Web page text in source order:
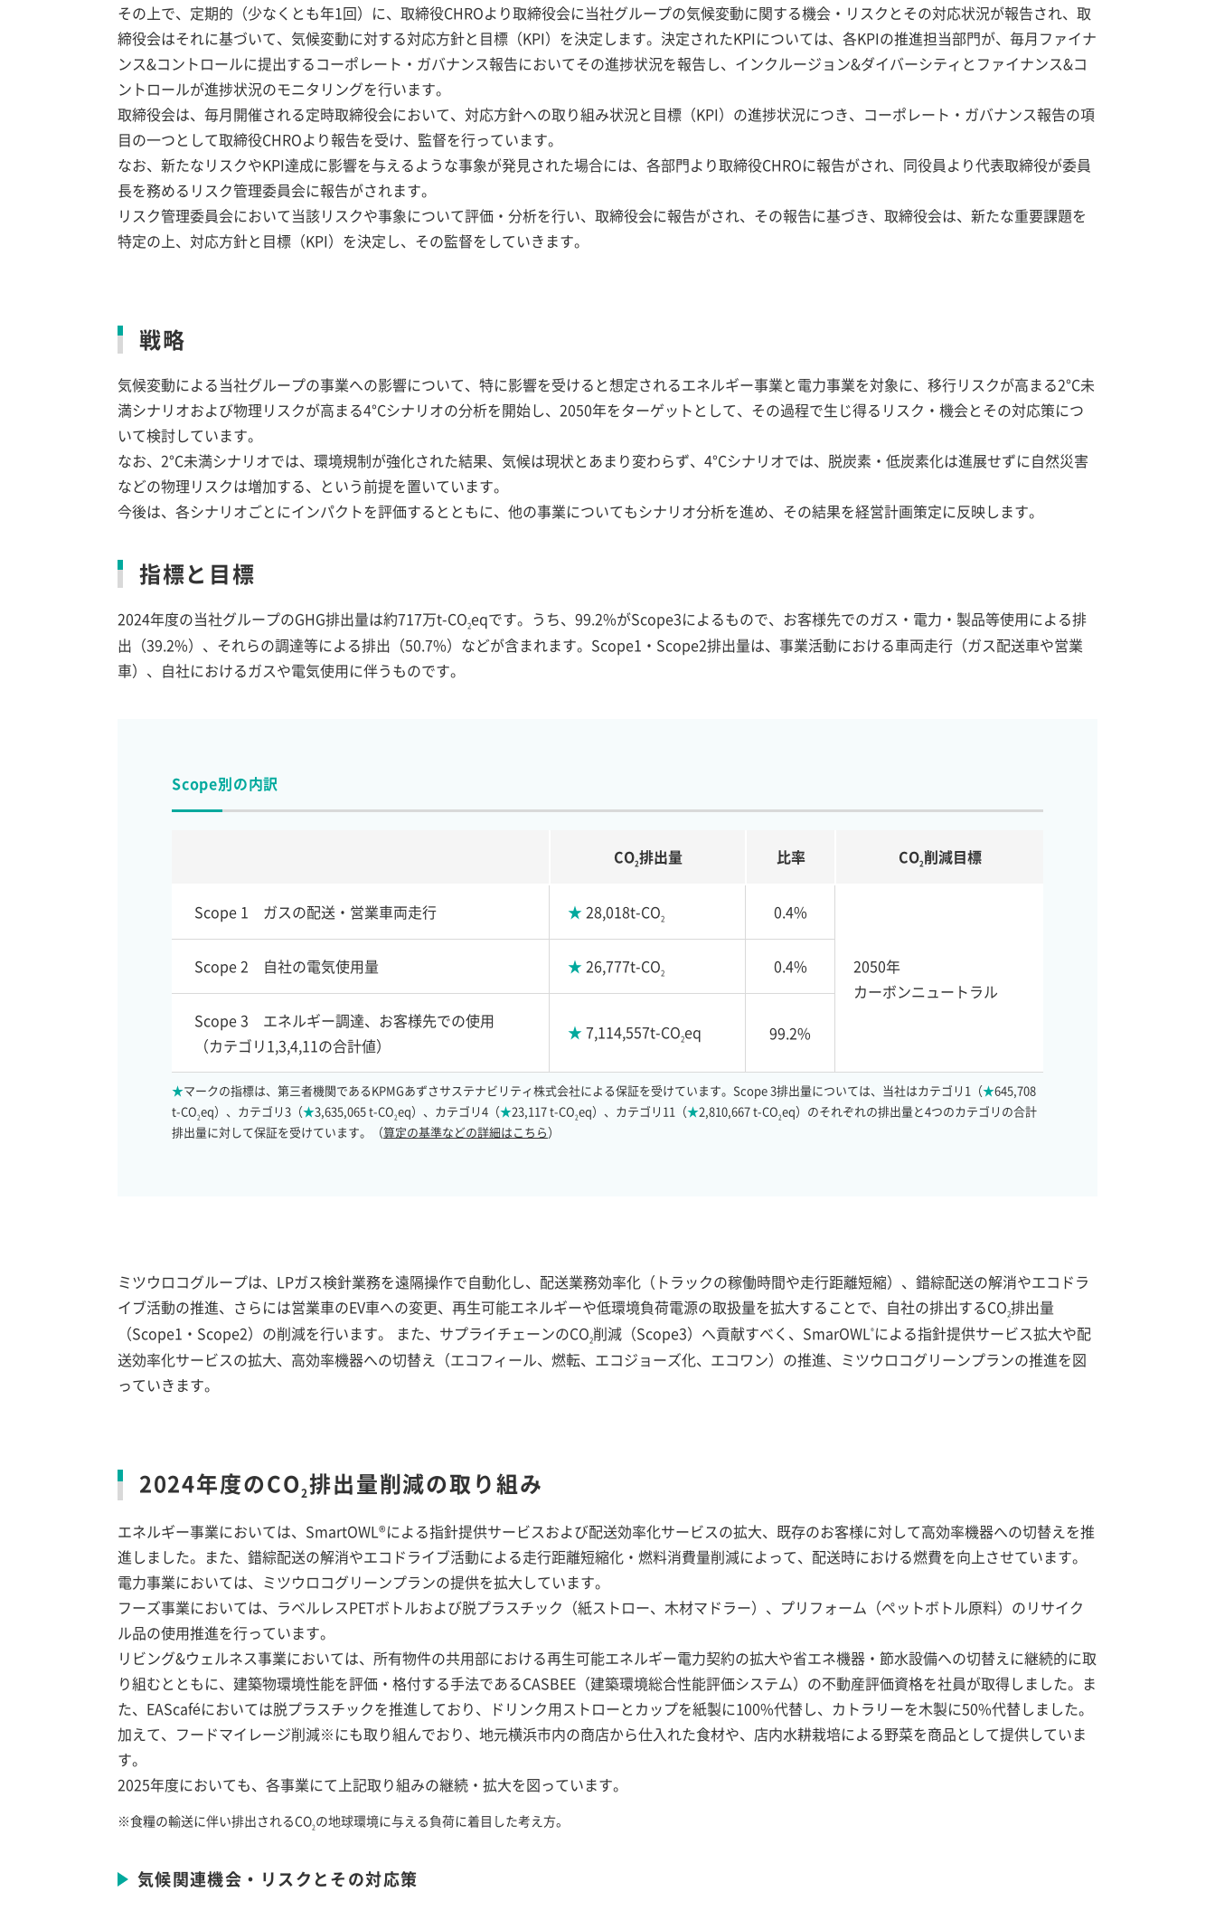
その上で、定期的（少なくとも年1回）に、取締役CHROより取締役会に当社グループの気候変動に関する機会・リスクとその対応状況が報告され、取
締役会はそれに基づいて、気候変動に対する対応方針と目標（KPI）を決定します。決定されたKPIについては、各KPIの推進担当部門が、毎月ファイナ
ンス&コントロールに提出するコーポレート・ガバナンス報告においてその進捗状況を報告し、インクルージョン&ダイバーシティとファイナンス&コ
ントロールが進捗状況のモニタリングを行います。
取締役会は、毎月開催される定時取締役会において、対応方針への取り組み状況と目標（KPI）の進捗状況につき、コーポレート・ガバナンス報告の項
目の一つとして取締役CHROより報告を受け、監督を行っています。
なお、新たなリスクやKPI達成に影響を与えるような事象が発見された場合には、各部門より取締役CHROに報告がされ、同役員より代表取締役が委員
長を務めるリスク管理委員会に報告がされます。
リスク管理委員会において当該リスクや事象について評価・分析を行い、取締役会に報告がされ、その報告に基づき、取締役会は、新たな重要課題を
特定の上、対応方針と目標（KPI）を決定し、その監督をしていきます。
戦略
気候変動による当社グループの事業への影響について、特に影響を受けると想定されるエネルギー事業と電力事業を対象に、移行リスクが高まる2°C未
満シナリオおよび物理リスクが高まる4°Cシナリオの分析を開始し、2050年をターゲットとして、その過程で生じ得るリスク・機会とその対応策につ
いて検討しています。
なお、2°C未満シナリオでは、環境規制が強化された結果、気候は現状とあまり変わらず、4°Cシナリオでは、脱炭素・低炭素化は進展せずに自然災害
などの物理リスクは増加する、という前提を置いています。
今後は、各シナリオごとにインパクトを評価するとともに、他の事業についてもシナリオ分析を進め、その結果を経営計画策定に反映します。
指標と目標
2024年度の当社グループのGHG排出量は約717万t-CO2eqです。うち、99.2%がScope3によるもので、お客様先でのガス・電力・製品等使用による排
出（39.2%）、それらの調達等による排出（50.7%）などが含まれます。Scope1・Scope2排出量は、事業活動における車両走行（ガス配送車や営業
車）、自社におけるガスや電気使用に伴うものです。
Scope別の内訳
CO2排出量 比率 CO2削減目標
Scope 1 ガスの配送・営業車両走行 ★ 28,018t-CO2 0.4%
2050年
カーボンニュートラル
Scope 2 自社の電気使用量 ★ 26,777t-CO2 0.4%
Scope 3 エネルギー調達、お客様先での使用
（カテゴリ1,3,4,11の合計値）
★ 7,114,557t-CO2eq 99.2%
★マークの指標は、第三者機関であるKPMGあずさサステナビリティ株式会社による保証を受けています。Scope 3排出量については、当社はカテゴリ1（★645,708
t-CO2eq）、カテゴリ3（★3,635,065 t-CO2eq）、カテゴリ4（★23,117 t-CO2eq）、カテゴリ11（★2,810,667 t-CO2eq）のそれぞれの排出量と4つのカテゴリの合計
排出量に対して保証を受けています。（算定の基準などの詳細はこちら）
ミツウロコグループは、LPガス検針業務を遠隔操作で自動化し、配送業務効率化（トラックの稼働時間や走行距離短縮）、錯綜配送の解消やエコドラ
イブ活動の推進、さらには営業車のEV車への変更、再生可能エネルギーや低環境負荷電源の取扱量を拡大することで、自社の排出するCO2排出量
（Scope1・Scope2）の削減を行います。 また、サプライチェーンのCO2削減（Scope3）へ貢献すべく、SmarOWL®による指針提供サービス拡大や配
送効率化サービスの拡大、高効率機器への切替え（エコフィール、燃転、エコジョーズ化、エコワン）の推進、ミツウロコグリーンプランの推進を図
っていきます。
2024年度のCO2排出量削減の取り組み
エネルギー事業においては、SmartOWL®による指針提供サービスおよび配送効率化サービスの拡大、既存のお客様に対して高効率機器への切替えを推
進しました。また、錯綜配送の解消やエコドライブ活動による走行距離短縮化・燃料消費量削減によって、配送時における燃費を向上させています。
電力事業においては、ミツウロコグリーンプランの提供を拡大しています。
フーズ事業においては、ラベルレスPETボトルおよび脱プラスチック（紙ストロー、木材マドラー）、プリフォーム（ペットボトル原料）のリサイク
ル品の使用推進を行っています。
リビング&ウェルネス事業においては、所有物件の共用部における再生可能エネルギー電力契約の拡大や省エネ機器・節水設備への切替えに継続的に取
り組むとともに、建築物環境性能を評価・格付する手法であるCASBEE（建築環境総合性能評価システム）の不動産評価資格を社員が取得しました。ま
た、EAScaféにおいては脱プラスチックを推進しており、ドリンク用ストローとカップを紙製に100%代替し、カトラリーを木製に50%代替しました。
加えて、フードマイレージ削減※にも取り組んでおり、地元横浜市内の商店から仕入れた食材や、店内水耕栽培による野菜を商品として提供していま
す。
2025年度においても、各事業にて上記取り組みの継続・拡大を図っています。
※食糧の輸送に伴い排出されるCO2の地球環境に与える負荷に着目した考え方。
気候関連機会・リスクとその対応策